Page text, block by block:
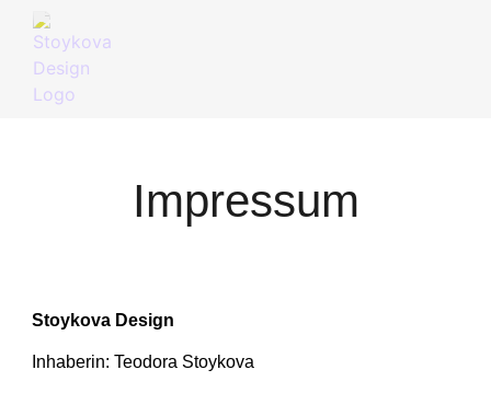
Impressum
Stoykova Design
Inhaberin: Teodora Stoykova